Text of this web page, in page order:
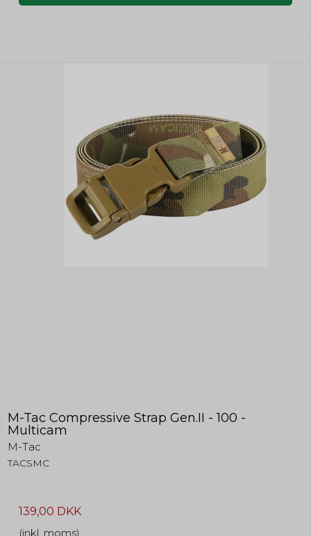
M-Tac Compressive Strap Gen.II - 100 -
Multicam
M-Tac
TACSMC
139,00 DKK
(inkl. moms)